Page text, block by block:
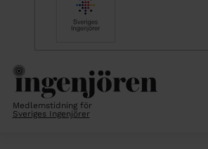
Medlemstidning för
Sveriges Ingenjörer